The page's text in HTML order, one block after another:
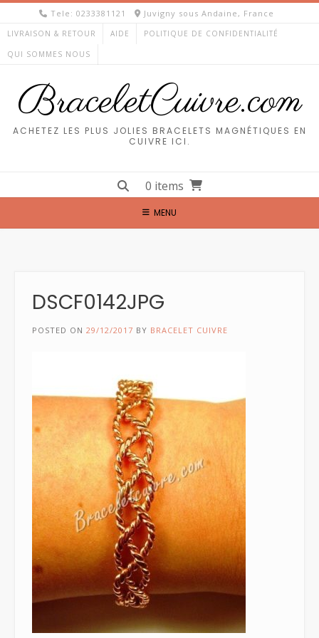
Skip
content
Tele: 0233381121 Juvigny sous Andaine, France
LIVRAISON & RETOUR AIDE POLITIQUE DE CONFIDENTIALITÉ
QUI SOMMES NOUS
BraceletCuivre.com
ACHETEZ LES PLUS JOLIES BRACELETS MAGNÉTIQUES EN
CUIVRE ICI.
0 items
MENU
DSCF0142JPG
POSTED ON 29/12/2017 BY BRACELET CUIVRE